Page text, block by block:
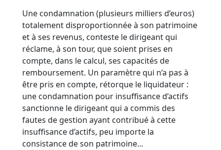
Une condamnation (plusieurs milliers d’euros)
totalement disproportionnée à son patrimoine
et à ses revenus, conteste le dirigeant qui
réclame, à son tour, que soient prises en
compte, dans le calcul, ses capacités de
remboursement. Un paramètre qui n’a pas à
être pris en compte, rétorque le liquidateur :
une condamnation pour insuffisance d’actifs
sanctionne le dirigeant qui a commis des
fautes de gestion ayant contribué à cette
insuffisance d’actifs, peu importe la
consistance de son patrimoine…